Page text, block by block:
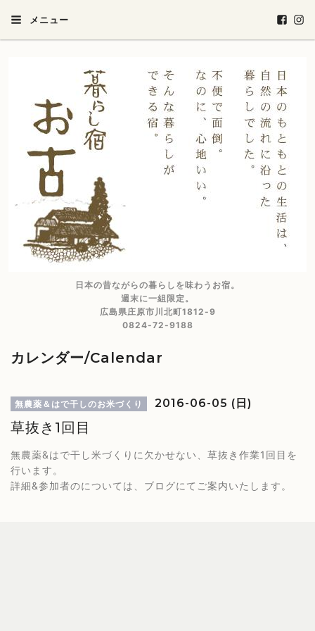
メニュー
日本の昔ながらの暮らしを味わうお宿。
週末に一組限定。
広島県庄原市川北町1812-9
0824-72-9188
カレンダー/Calendar
無農薬＆はで干しのお米づくり 2016-06-05 (日)
草抜き1回目
無農薬&はで干し米づくりに欠かせない、草抜き作業1回目を
行います。
詳細&参加者のについては、ブログにてご案内いたします。